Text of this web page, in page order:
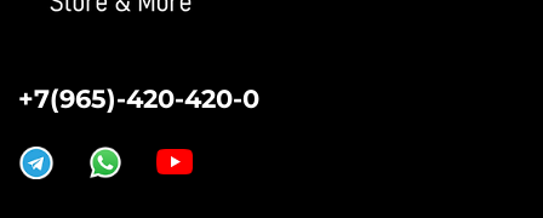
+7(965)-420-420-0